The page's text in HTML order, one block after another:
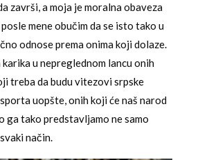
završi, a moja je moralna obaveza
mene obučim da se isto tako u
odnose prema onima koji dolaze.
karika u nepreglednom lancu onih
treba da budu vitezovi srpske
uopšte, onih koji će naš narod
ga tako predstavljamo ne samo
način.